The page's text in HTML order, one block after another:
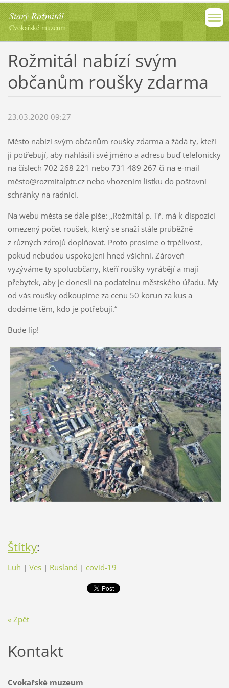
Starý Rožmitál
Cvokařské muzeum
Rožmitál nabízí svým
občanům roušky zdarma
23.03.2020 09:27
Město nabízí svým občanům roušky zdarma a žádá ty, kteří
ji potřebují, aby nahlásili své jméno a adresu buď telefonicky
na číslech 702 268 221 nebo 731 489 267 či na e-mail
město@rozmitalptr.cz nebo vhozením lístku do poštovní
schránky na radnici.
Na webu města se dále píše: „Rožmitál p. Tř. má k dispozici
omezený počet roušek, který se snaží stále průběžně
z různých zdrojů doplňovat. Proto prosíme o trpělivost,
pokud nebudou uspokojeni hned všichni. Zároveň
vyzýváme ty spoluobčany, kteří roušky vyrábějí a mají
přebytek, aby je donesli na podatelnu městského úřadu. My
od vás roušky odkoupíme za cenu 50 korun za kus a
dodáme těm, kdo je potřebují.“
Bude líp!
Štítky:
Luh | Ves | Rusland | covid-19
« Zpět
Kontakt
Cvokařské muzeum